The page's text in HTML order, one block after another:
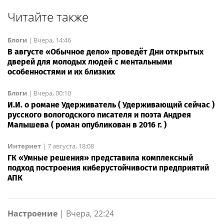
Читайте также
Блоги | Вчера, 14:46
В августе «Обычное дело» проведёт Дни открытых
дверей для молодых людей с ментальными
особенностями и их близких
Блоги | Вчера, 00:10
И.И. о романе Удерживатель ( Удерживающий сейчас )
русского вологодского писателя и поэта Андрея
Малышева ( роман опубликован в 2016 г. )
Интернет | 7 августа, 18:08
ГК «Умные решения» представила комплексный
подход построения киберустойчивости предприятий
АПК
Настроение | Вчера, 22:24